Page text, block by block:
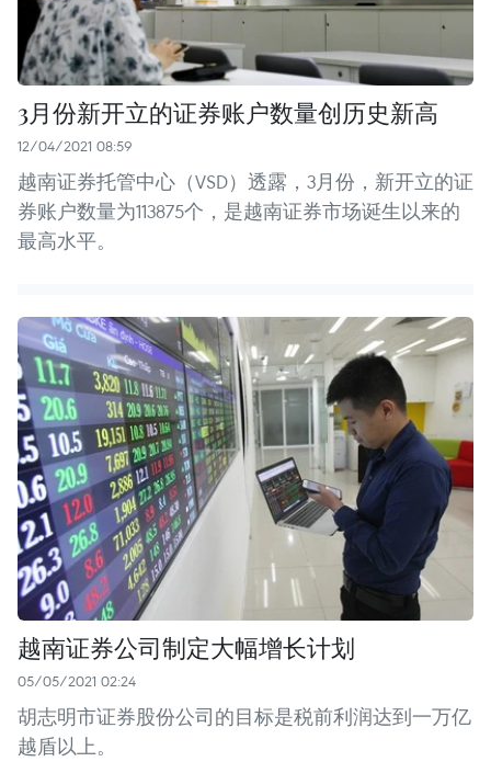
3月份新开立的证券账户数量创历史新高
12/04/2021 08:59
越南证券托管中心（VSD）透露，3月份，新开立的证
券账户数量为113875个，是越南证券市场诞生以来的
最高水平。
越南证券公司制定大幅增长计划
05/05/2021 02:24
胡志明市证券股份公司的目标是税前利润达到一万亿
越盾以上。